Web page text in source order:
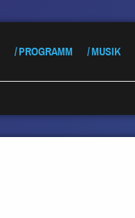
PROGRAMM MUSIK